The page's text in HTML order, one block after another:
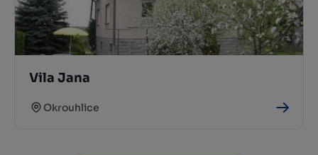
Vila Jana
Okrouhlice